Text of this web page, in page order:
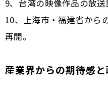
9、台湾の映像作品の放送
10、上海市・福建省から
再開。
産業界からの期待感